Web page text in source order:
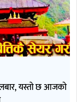
यस्तो छ आजको